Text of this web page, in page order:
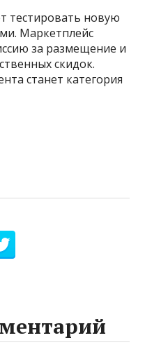
тестировать новую
Маркетплейс
за размещение и
скидок.
станет категория